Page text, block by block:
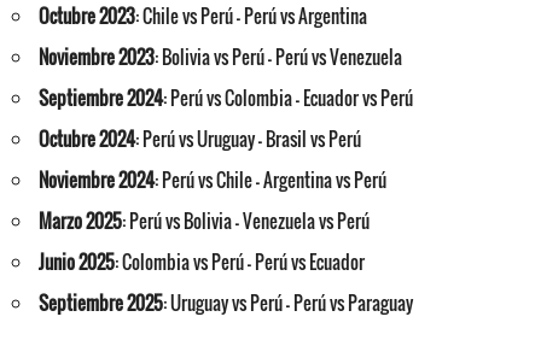
Octubre 2023: Chile vs Perú - Perú vs Argentina
Noviembre 2023: Bolivia vs Perú - Perú vs Venezuela
Septiembre 2024: Perú vs Colombia - Ecuador vs Perú
Octubre 2024: Perú vs Uruguay - Brasil vs Perú
Noviembre 2024: Perú vs Chile - Argentina vs Perú
Marzo 2025: Perú vs Bolivia - Venezuela vs Perú
Junio 2025: Colombia vs Perú - Perú vs Ecuador
Septiembre 2025: Uruguay vs Perú - Perú vs Paraguay